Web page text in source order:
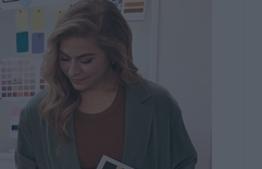
jakość wydruku, oferując
jakości obrazy czy
w taki sposób, aby zapewnić